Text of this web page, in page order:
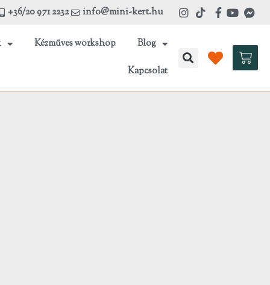
+36/20 971 2232 info@mini-kert.hu
Kézműves workshop Blog
Kapcsolat